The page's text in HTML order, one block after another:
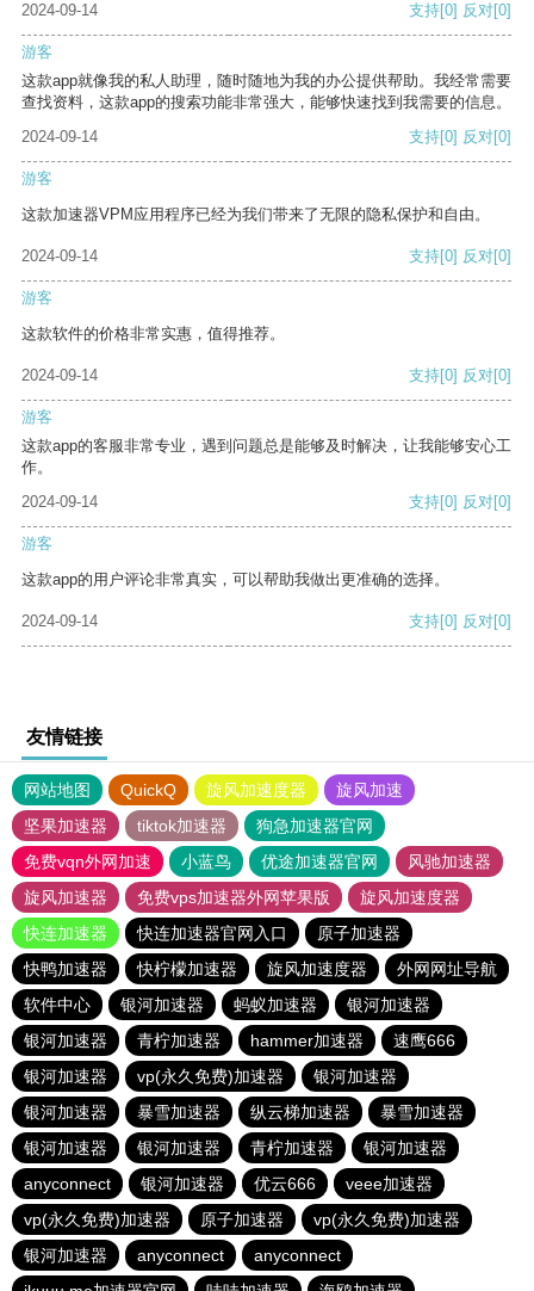
2024-09-14 支持[0] 反对[0]
游客
这款app就像我的私人助理，随时随地为我的办公提供帮助。我经常需要
查找资料，这款app的搜索功能非常强大，能够快速找到我需要的信息。
2024-09-14
支持[0] 反对[0]
游客
这款加速器VPM应用程序已经为我们带来了无限的隐私保护和自由。
2024-09-14 支持[0] 反对[0]
游客
这款软件的价格非常实惠，值得推荐。
2024-09-14 支持[0] 反对[0]
游客
这款app的客服非常专业，遇到问题总是能够及时解决，让我能够安心工
作。
2024-09-14
支持[0] 反对[0]
游客
这款app的用户评论非常真实，可以帮助我做出更准确的选择。
2024-09-14 支持[0] 反对[0]
友情链接
网站地图 QuickQ 旋风加速度器
旋风加速
坚果加速器
tiktok加速器
狗急加速器官网
免费vqn外网加速
小蓝鸟 优途加速器官网
风驰加速器
旋风加速器
免费vps加速器外网苹果版
旋风加速度器
快连加速器
快连加速器官网入口
原子加速器
快鸭加速器
快柠檬加速器 旋风加速度器
外网网址导航
软件中心
银河加速器 蚂蚁加速器
银河加速器
银河加速器
青柠加速器 hammer加速器
速鹰666
银河加速器
vp(永久免费)加速器
银河加速器
银河加速器
暴雪加速器 纵云梯加速器
暴雪加速器
银河加速器
银河加速器 青柠加速器
银河加速器
anyconnect
银河加速器 优云666
veee加速器
vp(永久免费)加速器
原子加速器
vp(永久免费)加速器
银河加速器
anyconnect
anyconnect